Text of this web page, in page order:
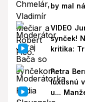
by mal
VIDEO
synček!
kritika:
Petra
luxusnú
u...